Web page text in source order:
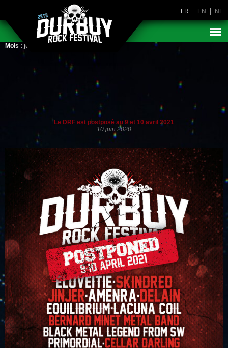
FR EN NL
Mois : juin 2020
Le DRF est postposé au 9 et 10 avril 2021
10 juin 2020